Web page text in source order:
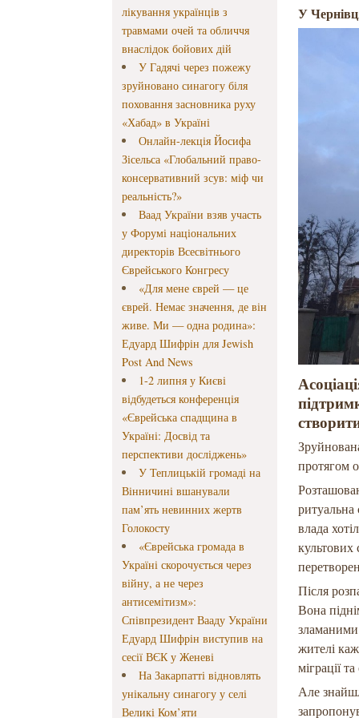
лікування українців з
травмами очей та обличчя
внаслідок бойових дій
У Гадячі через пожежу
зруйновано синагогу біля
поховання засновника руху
«Хабад» в Україні
Онлайн-лекція Йосифа
Зісельса «Глобальний право-
консервативний зсув: міф чи
реальність?»
Ваад України взяв участь
у Форумі національних
директорів Всесвітнього
Єврейського Конгресу
«Для мене єврей — це
єврей. Немає значення, де він
живе. Ми — одна родина»:
Едуард Шифрін для Jewish
Post And News
1-2 липня у Києві
відбудеться конференція
«Єврейська спадщина в
Україні: Досвід та
перспективи досліджень»
У Теплицькій громаді на
Вінничині вшанували
пам’ять невинних жертв
Голокосту
«Єврейська громада в
Україні скорочується через
війну, а не через
антисемітизм»:
Співпрезидент Вааду України
Едуард Шифрін виступив на
сесії ВЄК у Женеві
На Закарпатті відновлять
унікальну синагогу у селі
Великі Ком’яти
У
протягом
ритуальна
влада
Після
Вона
жителі
міграції
Але